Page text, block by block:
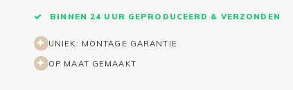
BINNEN 24 UUR GEPRODUCEERD & VERZONDEN
UNIEK: MONTAGE GARANTIE
OP MAAT GEMAAKT